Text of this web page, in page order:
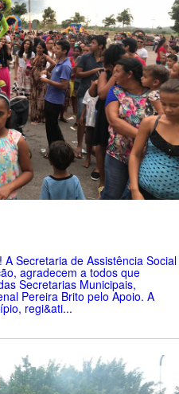
Secretaria de Assistência Social
agradecem a todos que
Secretarias Municipais,
Pereira Brito pelo Apoio. A
regi&ati...